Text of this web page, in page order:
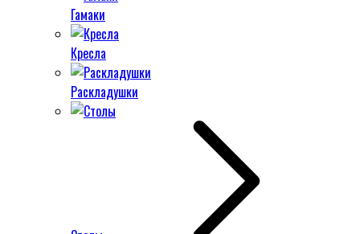
Гамаки
Кресла
Раскладушки